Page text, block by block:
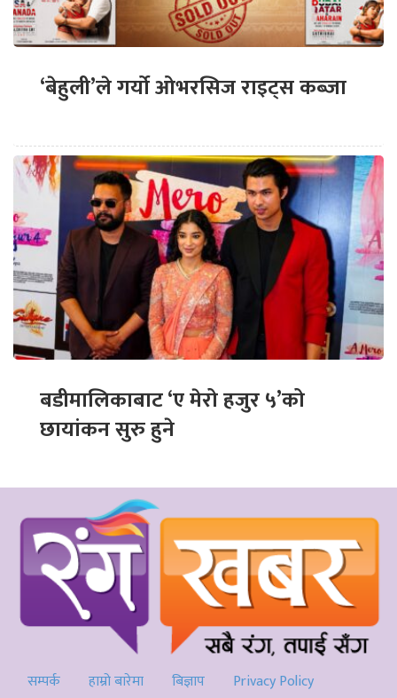
‘बेहुली’ले गर्यो ओभरसिज राइट्स कब्जा
बडीमालिकाबाट ‘ए मेरो हजुर ५’को
छायांकन सुरु हुने
सम्पर्क हाम्रो बारेमा बिज्ञाप
Privacy Policy